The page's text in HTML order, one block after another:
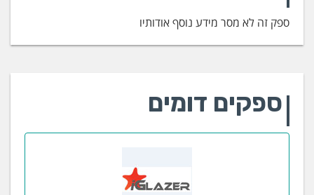
ספק זה לא מסר מידע נוסף אודותיו
ספקים דומים